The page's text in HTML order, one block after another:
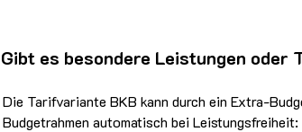
Gibt es besondere Leistungen oder
Die Tarifvariante BKB kann durch ein Extra-
Budgetrahmen automatisch bei Leistungsfreiheit: